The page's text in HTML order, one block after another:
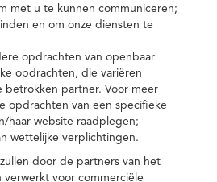
met u te kunnen communiceren;
en om onze diensten te
opdrachten van openbaar
opdrachten, die variëren
betrokken partner. Voor meer
opdrachten van een specifieke
haar website raadplegen;
wettelijke verplichtingen.
door de partners van het
voor commerciële